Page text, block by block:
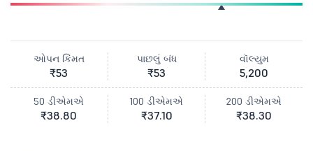
ઓપન કિંમત
₹53
પાછલું બંધ
₹53
વૉલ્યુમ
5,200
50 ડીએમએ
₹38.80
100 ડીએમએ
₹37.10
200 ડીએમએ
₹38.30